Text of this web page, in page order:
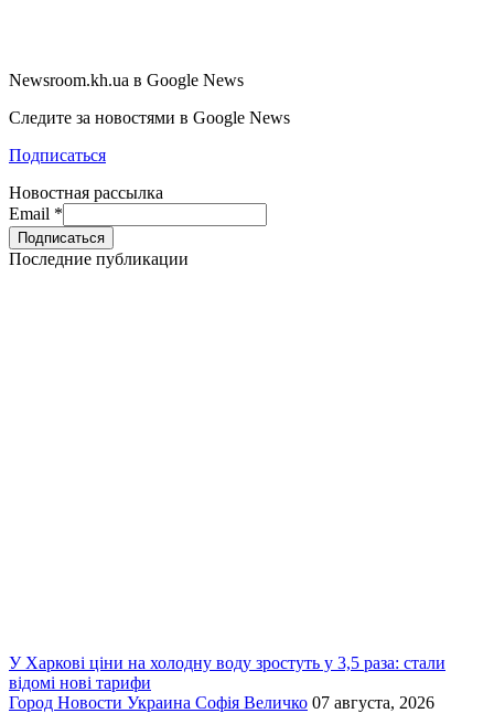
Newsroom.kh.ua в Google News
Следите за новостями в Google News
Подписаться
Новостная рассылка
Email *
Последние публикации
У Харкові ціни на холодну воду зростуть у 3,5 раза: стали
відомі нові тарифи
Город Новости Украина Софія Величко 07 августа, 2026